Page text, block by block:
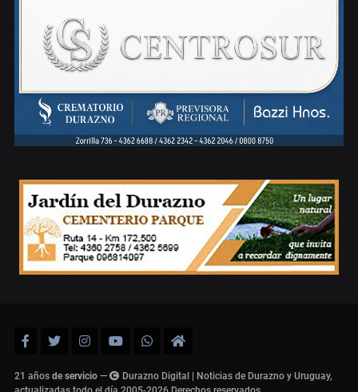
21 años de servicio —
Durazno Digital | Noticias de Durazno y Uruguay,